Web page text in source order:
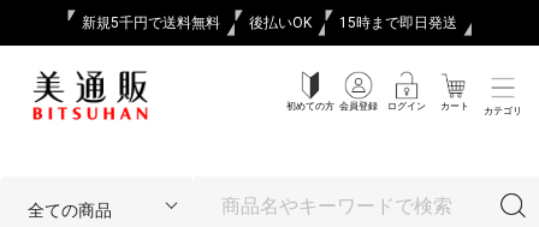
新規5千円で送料無料 後払いOK 15時まで即日発送
初めての方 会員登録 ログイン カート カテゴリ